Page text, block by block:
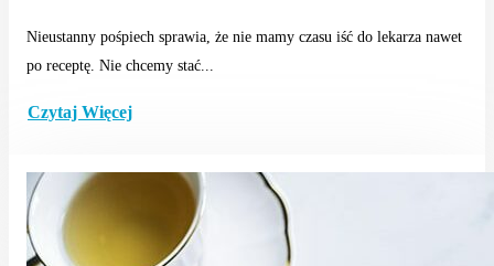
Nieustanny pośpiech sprawia, że nie mamy czasu iść do lekarza nawet
po receptę. Nie chcemy stać...
Czytaj Więcej